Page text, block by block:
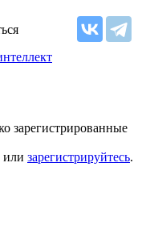
зарегистрированные
или зарегистрируйтесь.